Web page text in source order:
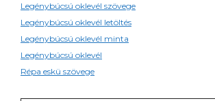
Legénybúcsú oklevél szövege
Legénybúcsú oklevél letöltés
Legénybúcsú oklevél minta
Legénybúcsú oklevél
Répa eskü szövege